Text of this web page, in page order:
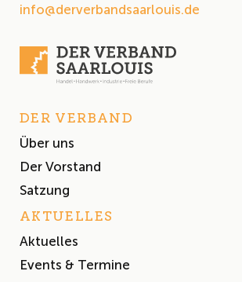
info@derverbandsaarlouis.de
DER VERBAND
Über uns
Der Vorstand
Satzung
AKTUELLES
Aktuelles
Events & Termine